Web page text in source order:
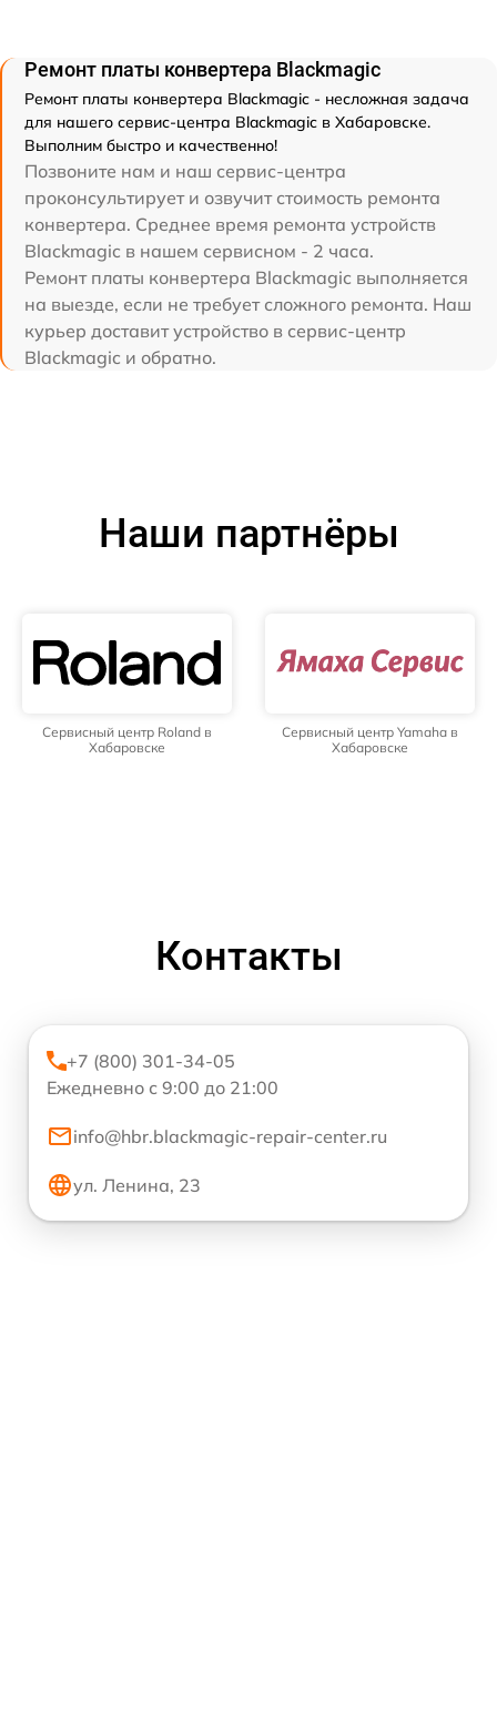
Ремонт платы конвертера Blackmagic
Ремонт платы конвертера Blackmagic - несложная задача
для нашего сервис-центра Blackmagic в Хабаровске.
Выполним быстро и качественно!
Позвоните нам и наш сервис-центра
проконсультирует и озвучит стоимость ремонта
конвертера. Среднее время ремонта устройств
Blackmagic в нашем сервисном - 2 часа.
Ремонт платы конвертера Blackmagic выполняется
на выезде, если не требует сложного ремонта. Наш
курьер доставит устройство в сервис-центр
Blackmagic и обратно.
Наши партнёры
Сервисный центр Roland в
Хабаровске
Сервисный центр Yamaha в
Хабаровске
Контакты
+7 (800) 301-34-05
Ежедневно с 9:00 до 21:00
info@hbr.blackmagic-repair-center.ru
ул. Ленина, 23